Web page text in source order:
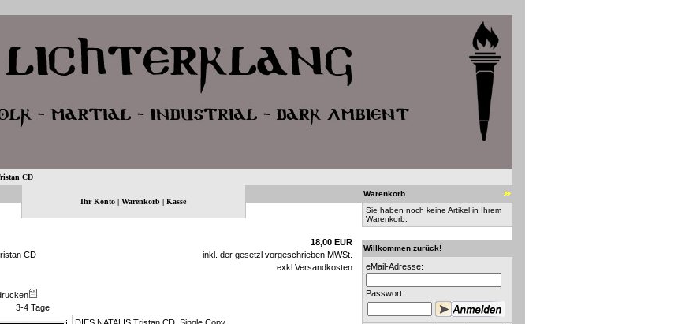
CD
Ihr Konto | Warenkorb | Kasse
CD
18,00 EUR
inkl. der gesetzl vorgeschrieben MWSt.
exkl. Versandkosten
3-4 Tage
Warenkorb
Sie haben noch keine Artikel in Ihrem
Warenkorb.
Willkommen zurück!
eMail-Adresse:
Passwort: